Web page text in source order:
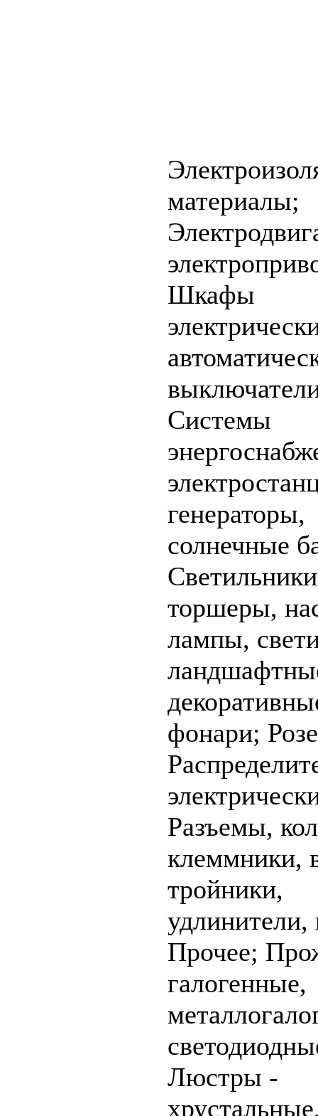
материалы;
Шкафы
Системы
генераторы,
солнечные
торшеры,
лампы,
фонари;
Разъемы,
клеммники,
тройники,
Прочее;
галогенные,
Люстры -